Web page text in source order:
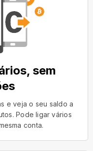
sem
e veja o seu saldo a
Pode ligar vários
conta.